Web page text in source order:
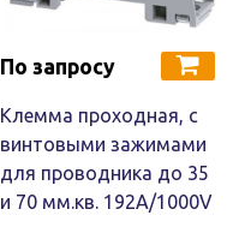
По запросу
Клемма проходная, c
винтовыми зажимами
для проводника до 35
и 70 мм.кв. 192A/1000V